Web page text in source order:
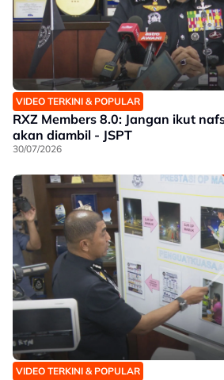
VIDEO TERKINI & POPULAR
RXZ Members 8.0: Jangan ikut nafsu, tindakan tegas
akan diambil - JSPT
30/07/2026
VIDEO TERKINI & POPULAR